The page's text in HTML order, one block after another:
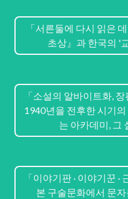
「서른둘에 다시 읽은
초상』과 한국의 '
「소설의 알바이트화,
1940년을 전후한 시기
는 아카데미, 그
「이야기판 · 이야기꾼
본 구술문화에서 문